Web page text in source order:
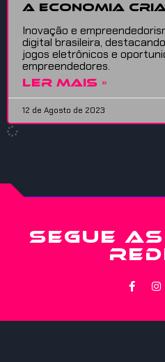
A economia
Inovação e
digital brasileira,
jogos eletrônicos e
empreendedores.
LER MAIS »
12 de Agosto de 2023
SEGUE